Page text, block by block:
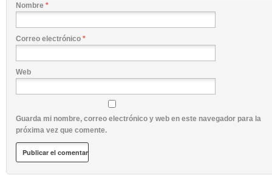
Nombre *
Correo electrónico *
Web
Guarda mi nombre, correo electrónico y web en este navegador para la
próxima vez que comente.